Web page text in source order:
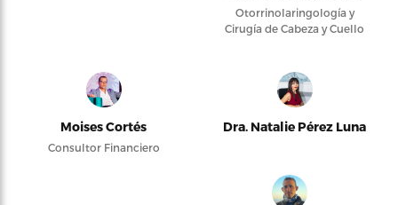
Otorrinolaringología y
Cirugía de Cabeza y Cuello
Moises Cortés
Consultor Financiero
Dra. Natalie Pérez Luna